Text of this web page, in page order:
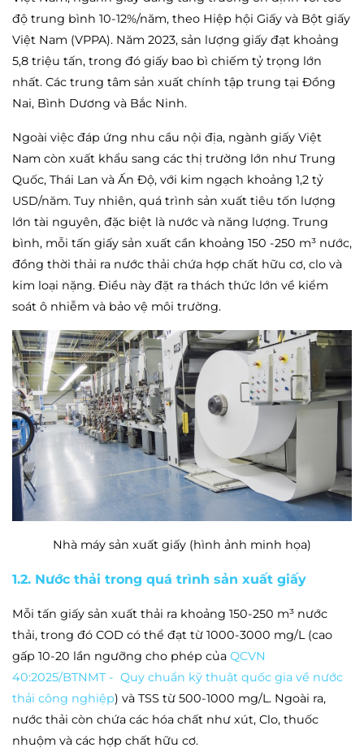
độ trung bình 10-12%/năm, theo Hiệp hội Giấy và Bột giấy
Việt Nam (VPPA). Năm 2023, sản lượng giấy đạt khoảng
5,8 triệu tấn, trong đó giấy bao bì chiếm tỷ trọng lớn
nhất. Các trung tâm sản xuất chính tập trung tại Đồng
Nai, Bình Dương và Bắc Ninh.
Ngoài việc đáp ứng nhu cầu nội địa, ngành giấy Việt
Nam còn xuất khẩu sang các thị trường lớn như Trung
Quốc, Thái Lan và Ấn Độ, với kim ngạch khoảng 1,2 tỷ
USD/năm. Tuy nhiên, quá trình sản xuất tiêu tốn lượng
lớn tài nguyên, đặc biệt là nước và năng lượng. Trung
bình, mỗi tấn giấy sản xuất cần khoảng 150 -250 m³ nước,
đồng thời thải ra nước thải chứa hợp chất hữu cơ, clo và
kim loại nặng. Điều này đặt ra thách thức lớn về kiểm
soát ô nhiễm và bảo vệ môi trường.
Nhà máy sản xuất giấy (hình ảnh minh họa)
1.2. Nước thải trong quá trình sản xuất giấy
Mỗi tấn giấy sản xuất thải ra khoảng 150-250 m³ nước
thải, trong đó COD có thể đạt từ 1000-3000 mg/L (cao
gấp 10-20 lần ngưỡng cho phép của QCVN
40:2025/BTNMT - Quy chuẩn kỹ thuật quốc gia về nước
thải công nghiệp) và TSS từ 500-1000 mg/L. Ngoài ra,
nước thải còn chứa các hóa chất như xút, Clo, thuốc
nhuộm và các hợp chất hữu cơ.